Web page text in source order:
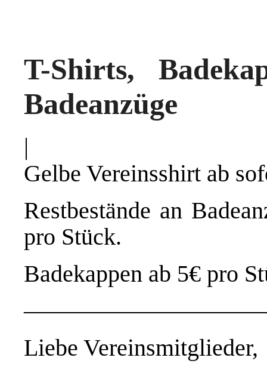
T-Shirts,
Badeanzüge
|
Gelbe Vereinsshirt ab
Restbestände an
pro Stück.
Badekappen ab 5€ pro
Liebe Vereinsmitglieder,